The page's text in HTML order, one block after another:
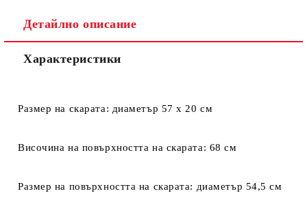
Детайлно описание
Характеристики
Размер на скарата: диаметър 57 x 20 см
Височина на повърхността на скарата: 68 см
Размер на повърхността на скарата: диаметър 54,5 см